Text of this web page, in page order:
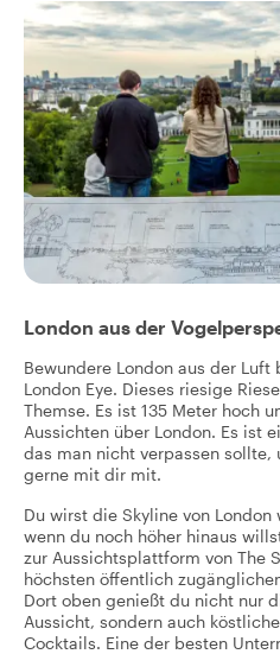
London aus der
Bewundere London aus der
London Eye. Dieses riesige
Themse. Es ist 135 Meter hoch
Aussichten über London. Es ist
das man nicht verpassen
gerne mit dir mit.
Du wirst die Skyline von
wenn du noch höher hinaus
zur Aussichtsplattform von The
höchsten öffentlich
Dort oben genießt du nicht nur
Aussicht, sondern auch
Cocktails. Eine der besten